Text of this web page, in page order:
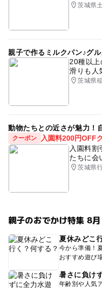
茨城県
親子で作るミルクパン♪グ
20種以
滑りも人
茨城県
動物たちとの近さが魅力！
クーポン
入園料200円OFF
入園料
たちに会
茨城県
親子のおでかけ特集 8月
夏休みどこ
今から準備！
おすすめ遊び
暑さに負け
年齢別や人気